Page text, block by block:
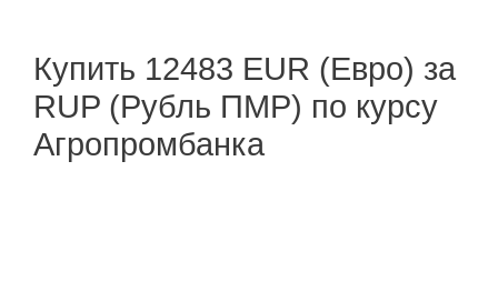
Купить 12483 EUR (Евро) за
RUP (Рубль ПМР) по курсу
Агропромбанка